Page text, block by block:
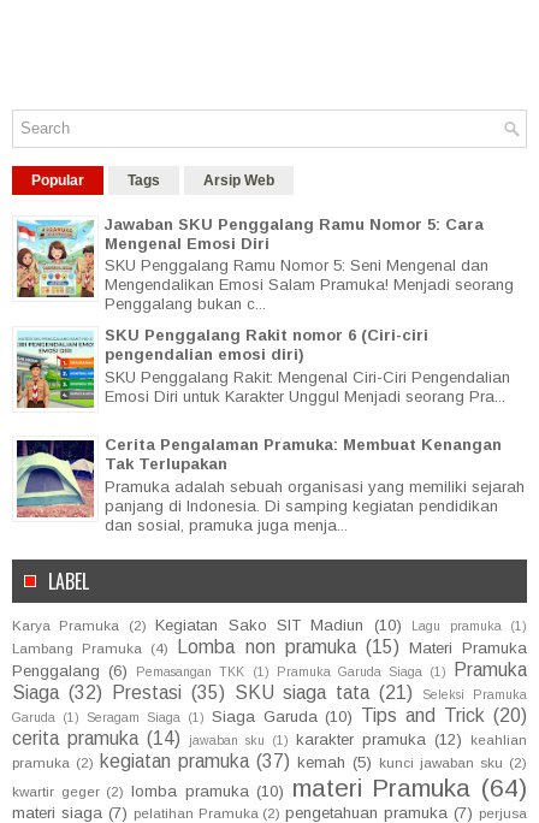
Popular Tags Arsip Web
Jawaban SKU Penggalang Ramu Nomor 5: Cara
Mengenal Emosi Diri
SKU Penggalang Ramu Nomor 5: Seni Mengenal dan
Mengendalikan Emosi Salam Pramuka! Menjadi seorang
Penggalang bukan c...
SKU Penggalang Rakit nomor 6 (Ciri-ciri
pengendalian emosi diri)
SKU Penggalang Rakit: Mengenal Ciri-Ciri Pengendalian
Emosi Diri untuk Karakter Unggul Menjadi seorang Pra...
Cerita Pengalaman Pramuka: Membuat Kenangan
Tak Terlupakan
Pramuka adalah sebuah organisasi yang memiliki sejarah
panjang di Indonesia. Di samping kegiatan pendidikan
dan sosial, pramuka juga menja...
LABEL
Karya Pramuka (2) Kegiatan Sako SIT Madiun (10) Lagu pramuka (1)
Lambang Pramuka (4) Lomba non pramuka (15) Materi Pramuka
Penggalang (6) Pemasangan TKK (1) Pramuka Garuda Siaga (1)
Pramuka
Siaga (32) Prestasi (35) SKU siaga tata (21)
Seleksi Pramuka
Garuda
(1) Seragam Siaga (1) Siaga Garuda (10) Tips and Trick (20)
cerita pramuka (14) jawaban sku (1) karakter pramuka (12)
keahlian
pramuka (2) kegiatan pramuka (37) kemah (5) kunci jawaban sku (2)
kwartir geger (2) lomba pramuka (10) materi Pramuka (64)
materi siaga (7) pelatihan Pramuka (2) pengetahuan pramuka (7) perjusa